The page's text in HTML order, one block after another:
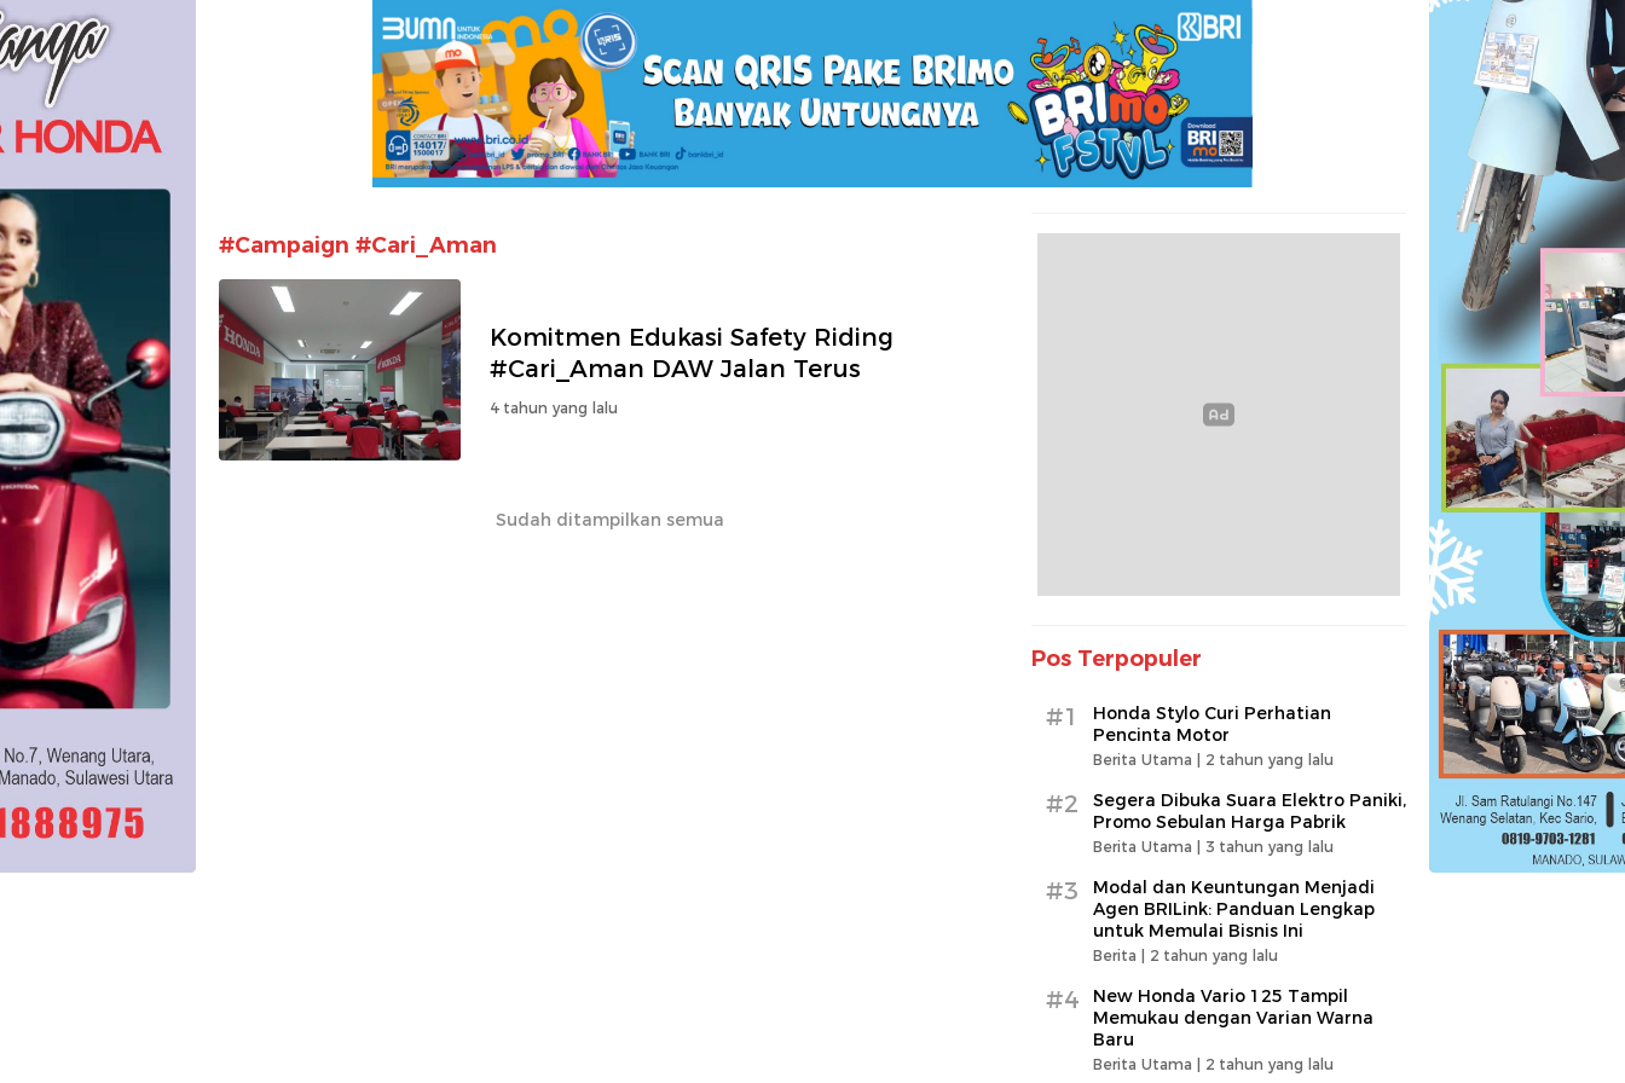
#Campaign #Cari_Aman
Komitmen Edukasi Safety Riding
#Cari_Aman DAW Jalan Terus
4 tahun yang lalu
Sudah ditampilkan semua
Pos Terpopuler
#1
Honda Stylo Curi Perhatian
Pencinta Motor
Berita Utama | 2 tahun yang lalu
#2
Segera Dibuka Suara Elektro Paniki,
Promo Sebulan Harga Pabrik
Berita Utama | 3 tahun yang lalu
#3
Modal dan Keuntungan Menjadi
Agen BRILink: Panduan Lengkap
untuk Memulai Bisnis Ini
Berita | 2 tahun yang lalu
#4
New Honda Vario 125 Tampil
Memukau dengan Varian Warna
Baru
Berita Utama | 2 tahun yang lalu